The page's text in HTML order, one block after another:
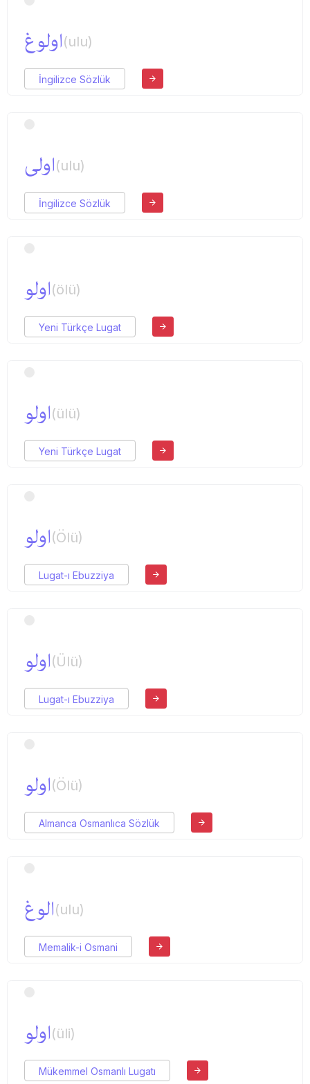
اولوغ(ulu)
İngilizce Sözlük
اولی(ulu)
İngilizce Sözlük
اولو(ölü)
Yeni Türkçe Lugat
اولو(ülü)
Yeni Türkçe Lugat
اولو(Ölü)
Lugat-ı Ebuzziya
اولو(Ülü)
Lugat-ı Ebuzziya
اولو(Ölü)
Almanca Osmanlıca Sözlük
الوغ(ulu)
Memalik-i Osmani
اولو(üli)
Mükemmel Osmanlı Lugatı